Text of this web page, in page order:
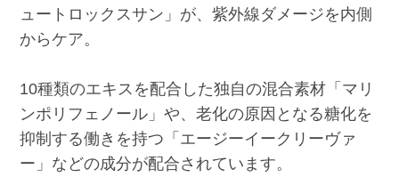
ュートロックスサン」が、紫外線ダメージを内側
からケア。
10種類のエキスを配合した独自の混合素材「マリ
ンポリフェノール」や、老化の原因となる糖化を
抑制する働きを持つ「エージーイークリーヴァ
ー」などの成分が配合されています。